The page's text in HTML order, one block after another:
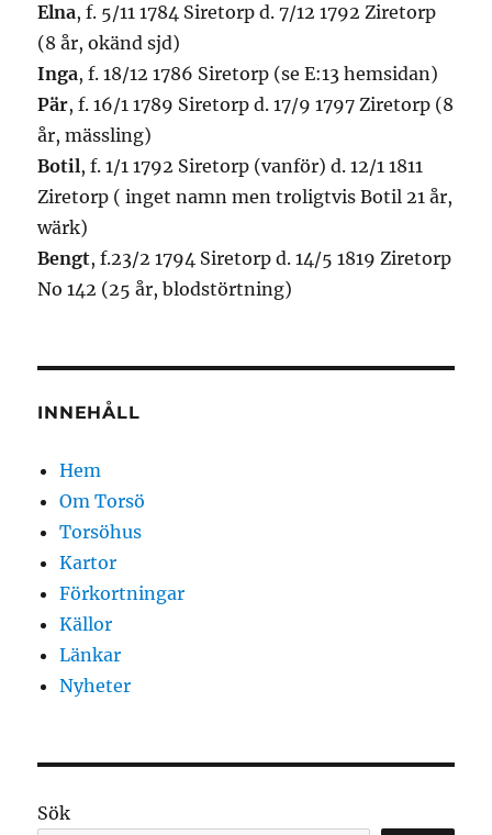
Elna, f. 5/11 1784 Siretorp d. 7/12 1792 Ziretorp
(8 år, okänd sjd)
Inga, f. 18/12 1786 Siretorp (se E:13 hemsidan)
Pär, f. 16/1 1789 Siretorp d. 17/9 1797 Ziretorp (8
år, mässling)
Botil, f. 1/1 1792 Siretorp (vanför) d. 12/1 1811
Ziretorp ( inget namn men troligtvis Botil 21 år,
wärk)
Bengt, f.23/2 1794 Siretorp d. 14/5 1819 Ziretorp
No 142 (25 år, blodstörtning)
INNEHÅLL
Hem
Om Torsö
Torsöhus
Kartor
Förkortningar
Källor
Länkar
Nyheter
Sök